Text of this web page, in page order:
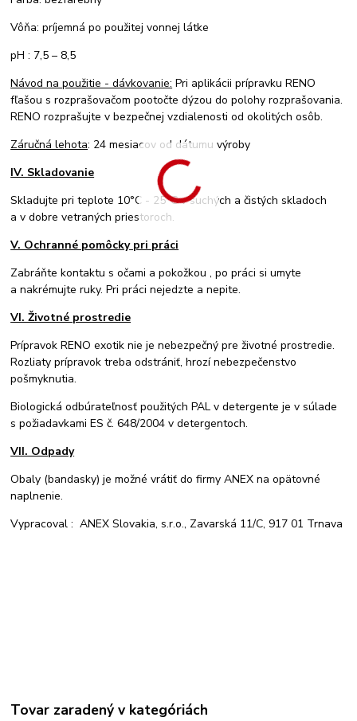
Vôňa: príjemná po použitej vonnej látke
pH : 7,5 – 8,5
Návod na použitie - dávkovanie: Pri aplikácii prípravku RENO
fľašou s rozprašovačom pootočte dýzou do polohy rozprašovania.
RENO rozprašujte v bezpečnej vzdialenosti od okolitých osôb.
Záručná lehota: 24 mesiacov od dátumu výroby
IV. Skladovanie
Skladujte pri teplote 10°C - 25°C v suchých a čistých skladoch
a v dobre vetraných priestoroch.
V. Ochranné pomôcky pri práci
Zabráňte kontaktu s očami a pokožkou , po práci si umyte
a nakrémujte ruky. Pri práci nejedzte a nepite.
VI. Životné prostredie
Prípravok RENO exotik nie je nebezpečný pre životné prostredie.
Rozliaty prípravok treba odstrániť, hrozí nebezpečenstvo
pošmyknutia.
Biologická odbúrateľnosť použitých PAL v detergente je v súlade
s požiadavkami ES č. 648/2004 v detergentoch.
VII. Odpady
Obaly (bandasky) je možné vrátiť do firmy ANEX na opätovné
naplnenie.
Vypracoval : ANEX Slovakia, s.r.o., Zavarská 11/C, 917 01 Trnava
Tovar zaradený v kategóriách